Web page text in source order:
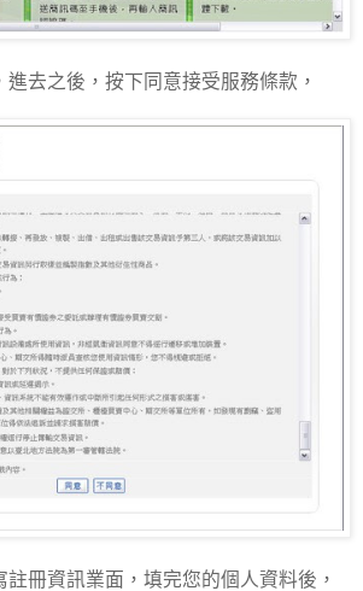
去之後，按下同意接受服務條款，
冊資訊業面，填完您的個人資料後，